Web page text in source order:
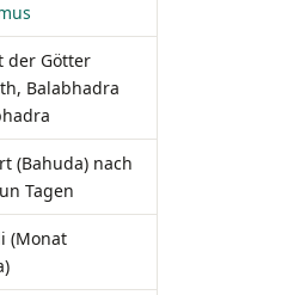
der Götter
Balabhadra
(Bahuda) nach
Tagen
(Monat